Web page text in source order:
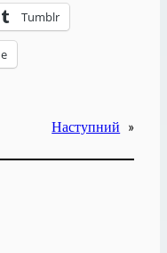
Tumblr
Наступний »